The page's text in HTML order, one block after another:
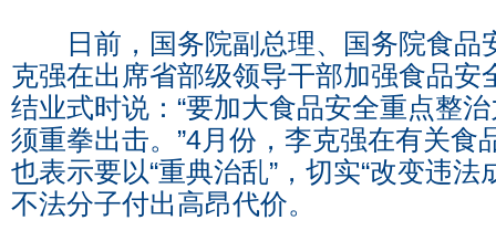
日前，国务院副总理、国务院食品
克强在出席省部级领导干部加强食品安
结业式时说：“要加大食品安全重点整
须重拳出击。”4月份，李克强在有关食
也表示要以“重典治乱”，切实“改变违法
不法分子付出高昂代价。